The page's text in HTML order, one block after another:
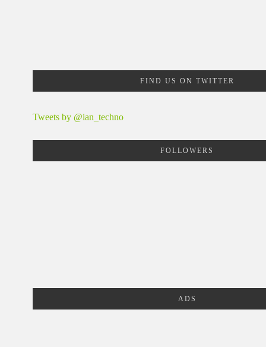
FIND US ON TWITTER
Tweets by @ian_techno
FOLLOWERS
ADS